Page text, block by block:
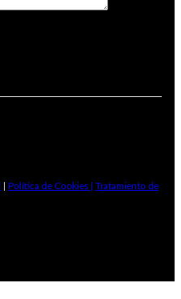
Política de Cookies |
Tratamiento de